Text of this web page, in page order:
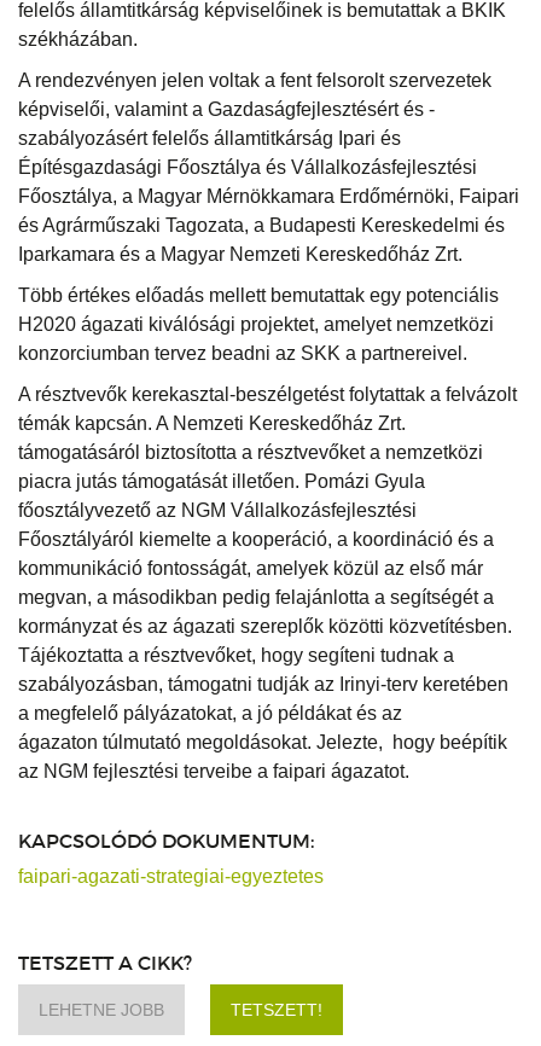
felelős államtitkárság képviselőinek is bemutattak a BKIK
székházában.
A rendezvényen jelen voltak a fent felsorolt szervezetek
képviselői, valamint a Gazdaságfejlesztésért és -
szabályozásért felelős államtitkárság Ipari és
Építésgazdasági Főosztálya és Vállalkozásfejlesztési
Főosztálya, a Magyar Mérnökkamara Erdőmérnöki, Faipari
és Agrárműszaki Tagozata, a Budapesti Kereskedelmi és
Iparkamara és a Magyar Nemzeti Kereskedőház Zrt.
Több értékes előadás mellett bemutattak egy potenciális
H2020 ágazati kiválósági projektet, amelyet nemzetközi
konzorciumban tervez beadni az SKK a partnereivel.
A résztvevők kerekasztal-beszélgetést folytattak a felvázolt
témák kapcsán. A Nemzeti Kereskedőház Zrt.
támogatásáról biztosította a résztvevőket a nemzetközi
piacra jutás támogatását illetően. Pomázi Gyula
főosztályvezető az NGM Vállalkozásfejlesztési
Főosztályáról kiemelte a kooperáció, a koordináció és a
kommunikáció fontosságát, amelyek közül az első már
megvan, a másodikban pedig felajánlotta a segítségét a
kormányzat és az ágazati szereplők közötti közvetítésben.
Tájékoztatta a résztvevőket, hogy segíteni tudnak a
szabályozásban, támogatni tudják az Irinyi-terv keretében
a megfelelő pályázatokat, a jó példákat és az
ágazaton túlmutató megoldásokat. Jelezte, hogy beépítik
az NGM fejlesztési terveibe a faipari ágazatot.
KAPCSOLÓDÓ DOKUMENTUM:
faipari-agazati-strategiai-egyeztetes
TETSZETT A CIKK?
LEHETNE JOBB TETSZETT!